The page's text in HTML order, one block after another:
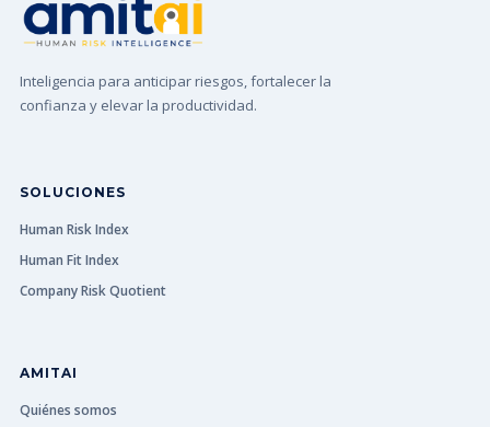
Inteligencia para anticipar riesgos, fortalecer la
confianza y elevar la productividad.
SOLUCIONES
Human Risk Index
Human Fit Index
Company Risk Quotient
AMITAI
Quiénes somos